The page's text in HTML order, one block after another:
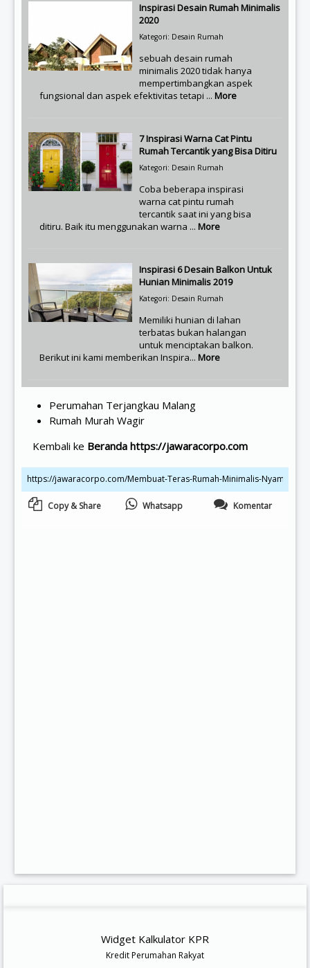
Inspirasi Desain Rumah Minimalis
2020
Kategori: Desain Rumah
sebuah desain rumah
minimalis 2020 tidak hanya
mempertimbangkan aspek
fungsional dan aspek efektivitas tetapi ... More
7 Inspirasi Warna Cat Pintu
Rumah Tercantik yang Bisa Ditiru
Kategori: Desain Rumah
Coba beberapa inspirasi
warna cat pintu rumah
tercantik saat ini yang bisa
ditiru. Baik itu menggunakan warna ... More
Inspirasi 6 Desain Balkon Untuk
Hunian Minimalis 2019
Kategori: Desain Rumah
Memiliki hunian di lahan
terbatas bukan halangan
untuk menciptakan balkon.
Berikut ini kami memberikan Inspira... More
Perumahan Terjangkau Malang
Rumah Murah Wagir
Kembali ke Beranda https://jawaracorpo.com
Copy & Share Whatsapp Komentar
Widget Kalkulator KPR
Kredit Perumahan Rakyat